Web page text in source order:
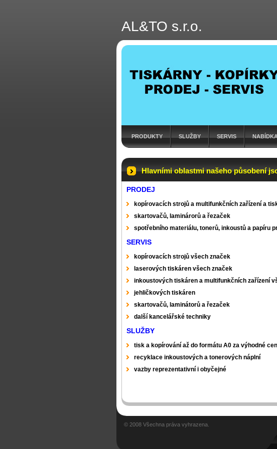
AL&TO s.r.o.
PRODUKTY SLUŽBY SERVIS
Hlavními oblastmi našeho působení
PRODEJ
kopírovacích strojů a multifunkčních zařízení a
skartovačů, laminárorů a řezaček
spotřebního materiálu, tonerů, inkoustů a papíru
SERVIS
kopírovacích strojů všech značek
laserových tiskáren všech značek
inkoustových tiskáren a multifunkčních zařízení
jehličkových tiskáren
skartovačů, laminátorů a řezaček
další kancelářské techniky
SLUŽBY
tisk a kopírování až do formátu A0 za výhodné
recyklace inkoustových a tonerových náplní
vazby reprezentativní i obyčejné
© 2008 Všechna práva vyhrazena.